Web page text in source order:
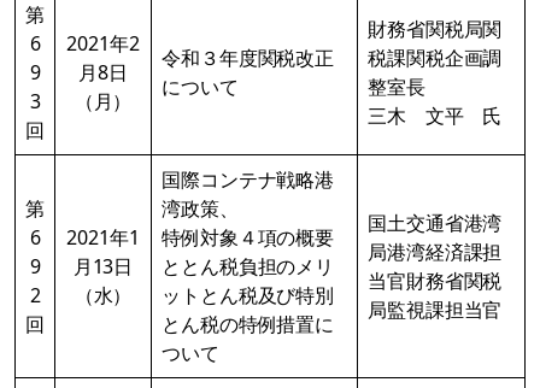
第
6
9
3
回
2021年2
月8日
（月）
令和３年度関税改正
について
財務省関税局関
税課関税企画調
整室長
三木 文平 氏
第
6
9
2
回
2021年1
月13日
（水）
国際コンテナ戦略港
湾政策、
特例対象４項の概要
ととん税負担のメリ
ットとん税及び特別
とん税の特例措置に
ついて
国土交通省港湾
局港湾経済課担
当官財務省関税
局監視課担当官